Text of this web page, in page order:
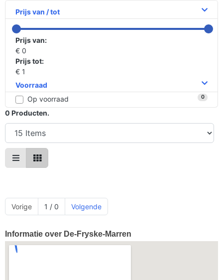
Prijs van / tot
Prijs van:
€ 0
Prijs tot:
€ 1
Voorraad
Op voorraad
0
0 Producten.
Vorige 1 / 0 Volgende
Informatie over De-Fryske-Marren